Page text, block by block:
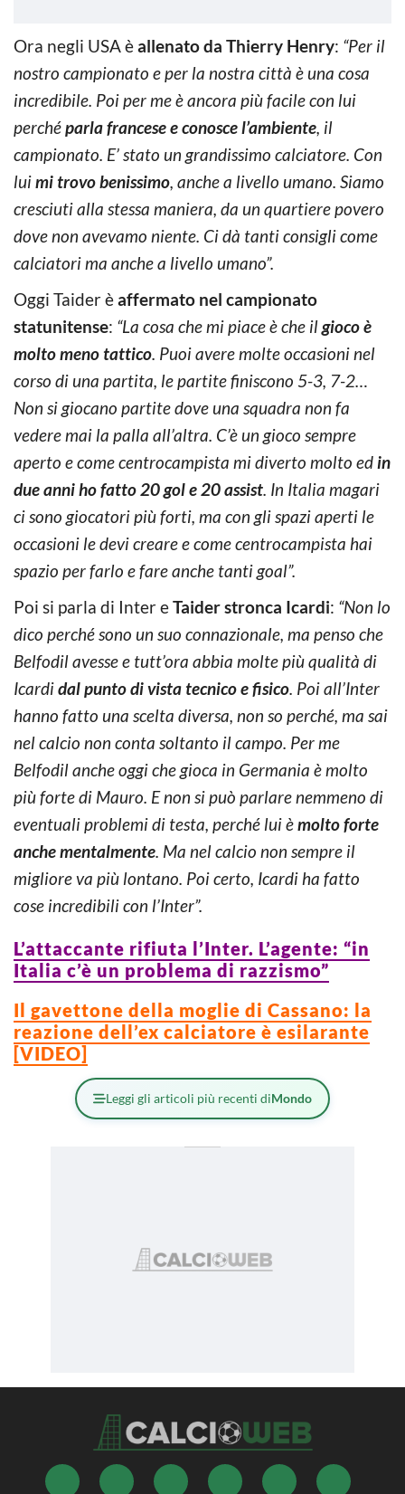
Ora negli USA èallenato da Thierry Henry: “Per il
nostro campionato e per la nostra città è una cosa
incredibile. Poi per me è ancora più facile con lui
perchéparla francese e conosce l’ambiente, il
campionato. E’ stato un grandissimo calciatore. Con
luimi trovo benissimo, anche a livello umano. Siamo
cresciuti alla stessa maniera, da un quartiere povero
dove non avevamo niente. Ci dà tanti consigli come
calciatori ma anche a livello umano”.
Oggi Taider èaffermato nel campionato
statunitense: “La cosa che mi piace è che ilgioco è
molto meno tattico. Puoi avere molte occasioni nel
corso di una partita, le partite finiscono 5-3, 7-2…
Non si giocano partite dove una squadra non fa
vedere mai la palla all’altra. C’è un gioco sempre
aperto e come centrocampista mi diverto molto edin
due anni ho fatto 20 gol e 20 assist. In Italia magari
ci sono giocatori più forti, ma con gli spazi aperti le
occasioni le devi creare e come centrocampista hai
spazio per farlo e fare anche tanti goal”.
Poi si parla di Inter eTaider stronca Icardi: “Non lo
dico perché sono un suo connazionale, ma penso che
Belfodil avesse e tutt’ora abbia molte più qualità di
Icardidal punto di vista tecnico e fisico. Poi all’Inter
hanno fatto una scelta diversa, non so perché, ma sai
nel calcio non conta soltanto il campo. Per me
Belfodil anche oggi che gioca in Germania è molto
più forte di Mauro. E non si può parlare nemmeno di
eventuali problemi di testa, perché lui èmolto forte
anche mentalmente. Ma nel calcio non sempre il
migliore va più lontano. Poi certo, Icardi ha fatto
cose incredibili con l’Inter”.
L’attaccante rifiuta l’Inter. L’agente: “in
Italia c’è un problema di razzismo”
Il gavettone della moglie di Cassano: la
reazione dell’ex calciatore è esilarante
[VIDEO]
Leggi gli articoli più recenti diMondo